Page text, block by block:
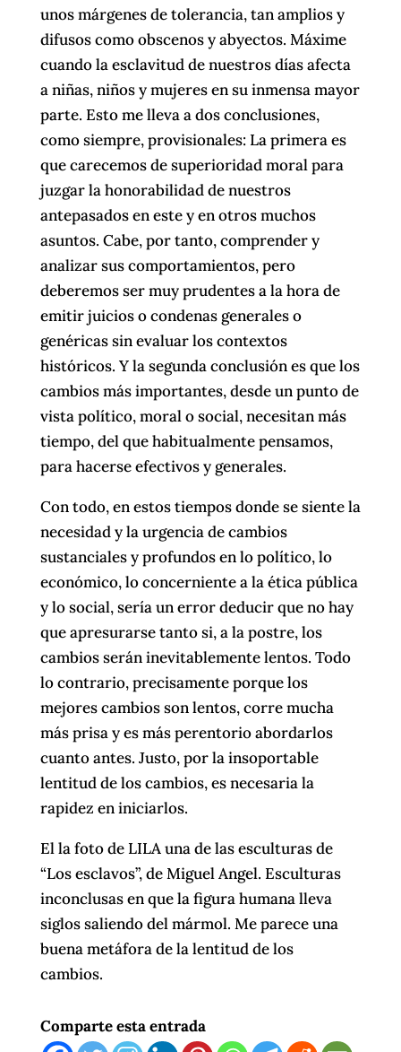
unos márgenes de tolerancia, tan amplios y
difusos como obscenos y abyectos. Máxime
cuando la esclavitud de nuestros días afecta
a niñas, niños y mujeres en su inmensa mayor
parte. Esto me lleva a dos conclusiones,
como siempre, provisionales: La primera es
que carecemos de superioridad moral para
juzgar la honorabilidad de nuestros
antepasados en este y en otros muchos
asuntos. Cabe, por tanto, comprender y
analizar sus comportamientos, pero
deberemos ser muy prudentes a la hora de
emitir juicios o condenas generales o
genéricas sin evaluar los contextos
históricos. Y la segunda conclusión es que los
cambios más importantes, desde un punto de
vista político, moral o social, necesitan más
tiempo, del que habitualmente pensamos,
para hacerse efectivos y generales.
Con todo, en estos tiempos donde se siente la
necesidad y la urgencia de cambios
sustanciales y profundos en lo político, lo
económico, lo concerniente a la ética pública
y lo social, sería un error deducir que no hay
que apresurarse tanto si, a la postre, los
cambios serán inevitablemente lentos. Todo
lo contrario, precisamente porque los
mejores cambios son lentos, corre mucha
más prisa y es más perentorio abordarlos
cuanto antes. Justo, por la insoportable
lentitud de los cambios, es necesaria la
rapidez en iniciarlos.
El la foto de LILA una de las esculturas de
“Los esclavos”, de Miguel Angel. Esculturas
inconclusas en que la figura humana lleva
siglos saliendo del mármol. Me parece una
buena metáfora de la lentitud de los
cambios.
Comparte esta entrada